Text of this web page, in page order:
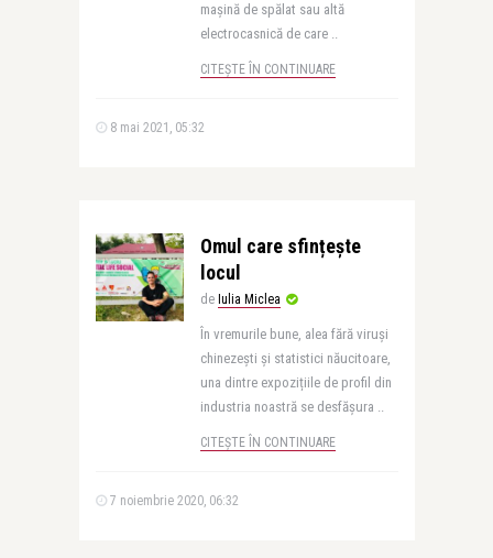
mașină de spălat sau altă
electrocasnică de care ..
CITEȘTE ÎN CONTINUARE
8 mai 2021, 05:32
Omul care sfințește
locul
de Iulia Miclea
În vremurile bune, alea fără viruși
chinezești și statistici năucitoare,
una dintre expozițiile de profil din
industria noastră se desfășura ..
CITEȘTE ÎN CONTINUARE
7 noiembrie 2020, 06:32